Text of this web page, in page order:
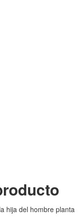
hija del hombre planta